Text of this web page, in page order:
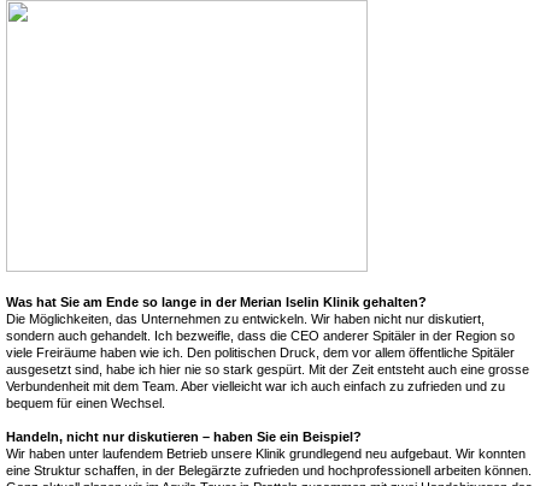
Was hat Sie am Ende so lange in der Merian Iselin Klinik gehalten?
Die Möglichkeiten, das Unternehmen zu entwickeln. Wir haben nicht nur diskutiert,
sondern auch gehandelt. Ich bezweifle, dass die CEO anderer Spitäler in der Region so
viele Freiräume haben wie ich. Den politischen Druck, dem vor allem öffentliche Spitäler
ausgesetzt sind, habe ich hier nie so stark gespürt. Mit der Zeit entsteht auch eine grosse
Verbundenheit mit dem Team. Aber vielleicht war ich auch einfach zu zufrieden und zu
bequem für einen Wechsel.
Handeln, nicht nur diskutieren – haben Sie ein Beispiel?
Wir haben unter laufendem Betrieb unsere Klinik grundlegend neu aufgebaut. Wir konnten
eine Struktur schaffen, in der Belegärzte zufrieden und hochprofessionell arbeiten können.